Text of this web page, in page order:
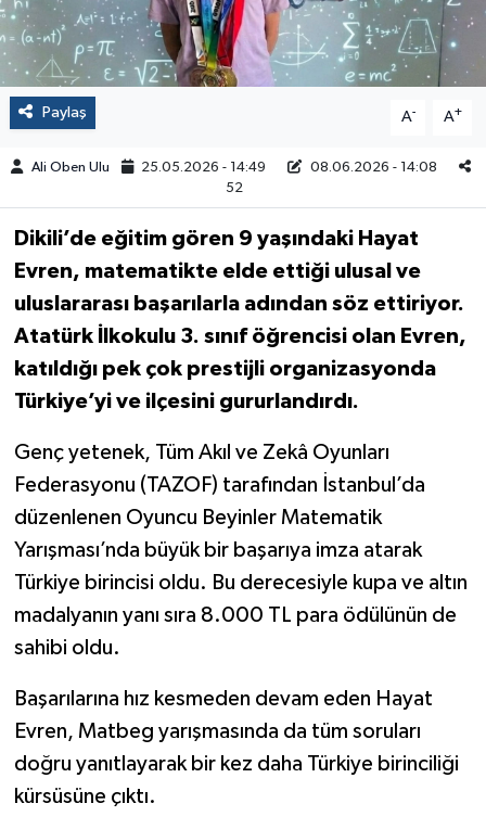
Paylaş A- A+
Ali Oben Ulu 25.05.2026 - 14:49
08.06.2026 - 14:08
52
Dikili’de eğitim gören 9 yaşındaki Hayat
Evren, matematikte elde ettiği ulusal ve
uluslararası başarılarla adından söz ettiriyor.
Atatürk İlkokulu 3. sınıf öğrencisi olan Evren,
katıldığı pek çok prestijli organizasyonda
Türkiye’yi ve ilçesini gururlandırdı.
Genç yetenek, Tüm Akıl ve Zekâ Oyunları
Federasyonu (TAZOF) tarafından İstanbul’da
düzenlenen Oyuncu Beyinler Matematik
Yarışması’nda büyük bir başarıya imza atarak
Türkiye birincisi oldu. Bu derecesiyle kupa ve altın
madalyanın yanı sıra 8.000 TL para ödülünün de
sahibi oldu.
Başarılarına hız kesmeden devam eden Hayat
Evren, Matbeg yarışmasında da tüm soruları
doğru yanıtlayarak bir kez daha Türkiye birinciliği
kürsüsüne çıktı.